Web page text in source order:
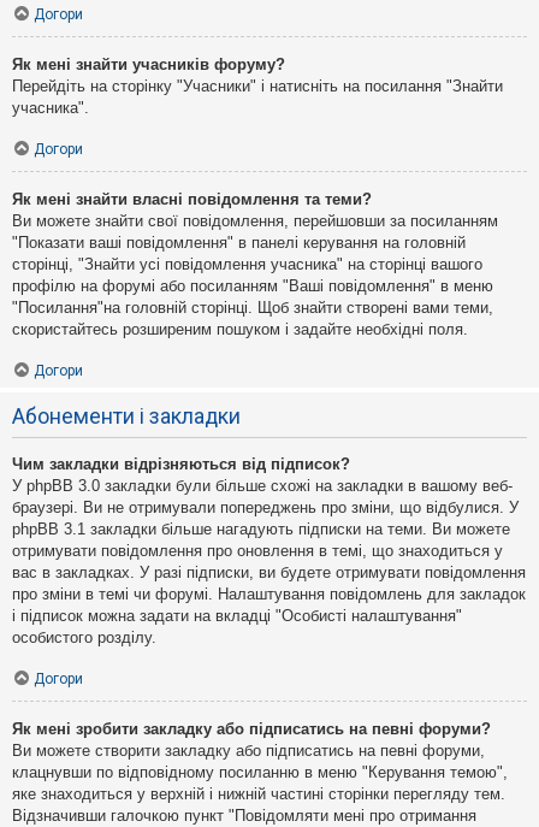
Догори
Як мені знайти учасників форуму?
Перейдіть на сторінку "Учасники" і натисніть на посилання "Знайти
учасника".
Догори
Як мені знайти власні повідомлення та теми?
Ви можете знайти свої повідомлення, перейшовши за посиланням
"Показати ваші повідомлення" в панелі керування на головній
сторінці, "Знайти усі повідомлення учасника" на сторінці вашого
профілю на форумі або посиланням "Ваші повідомлення" в меню
"Посилання"на головній сторінці. Щоб знайти створені вами теми,
скористайтесь розширеним пошуком і задайте необхідні поля.
Догори
Абонементи і закладки
Чим закладки відрізняються від підписок?
У phpBB 3.0 закладки були більше схожі на закладки в вашому веб-
браузері. Ви не отримували попереджень про зміни, що відбулися. У
phpBB 3.1 закладки більше нагадують підписки на теми. Ви можете
отримувати повідомлення про оновлення в темі, що знаходиться у
вас в закладках. У разі підписки, ви будете отримувати повідомлення
про зміни в темі чи форумі. Налаштування повідомлень для закладок
і підписок можна задати на вкладці "Особисті налаштування"
особистого розділу.
Догори
Як мені зробити закладку або підписатись на певні форуми?
Ви можете створити закладку або підписатись на певні форуми,
клацнувши по відповідному посиланню в меню "Керування темою",
яке знаходиться у верхній і нижній частині сторінки перегляду тем.
Відзначивши галочкою пункт "Повідомляти мені про отримання